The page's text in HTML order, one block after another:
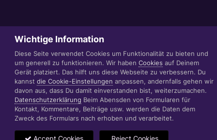
Wichtige Information
Diese Seite verwendet Cookies um Funktionalität zu bieten und
um generell zu funktionieren. Wir haben Cookies auf Deinem
Gerät platziert. Das hilft uns diese Webseite zu verbessern. Du
kannst die Cookie-Einstellungen anpassen, andernfalls gehen wir
davon aus, dass Du damit einverstanden bist, weiterzumachen.
Datenschutzerklärung Beim Abensden von Formularen für
Kontakt, Kommentare, Beiträge usw. werden die Daten dem
Zweck des Formulars nach erhoben und verarbeitet.
Accept Cookies Reject Cookies